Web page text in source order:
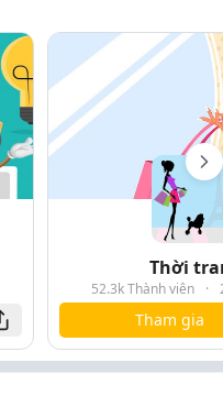
Thời
52.3k Thành viên ·
Tham gia